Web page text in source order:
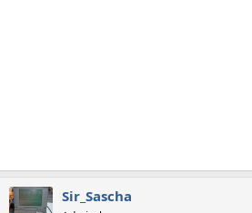
Sir_Sascha